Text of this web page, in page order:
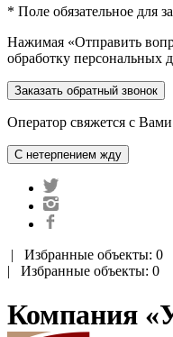
* Поле обязательное для
Нажимая «Отправить
обработку персональных
Оператор свяжется с
| Избранные объекты: 0
| Избранные объекты: 0
Компания